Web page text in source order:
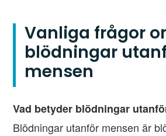
Vanliga frågor
blödningar
mensen
Vad betyder blödningar
Blödningar utanför mensen är